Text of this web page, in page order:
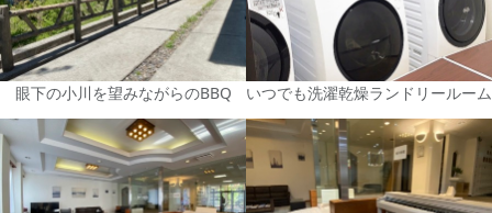
眼下の小川を望みながらのBBQ いつでも洗濯乾燥ランドリールーム